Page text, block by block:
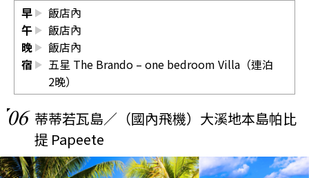
早
飯店內
午
飯店內
晚
飯店內
宿
五星 The Brando – one bedroom Villa（連泊
2晚）
06 蒂蒂若瓦島／（國內飛機）大溪地本島帕比
提 Papeete